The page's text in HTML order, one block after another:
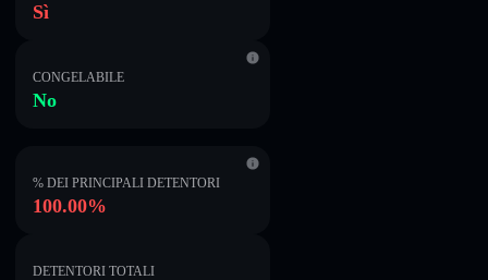
Sì
CONGELABILE
No
% DEI PRINCIPALI DETENTORI
100.00%
DETENTORI TOTALI